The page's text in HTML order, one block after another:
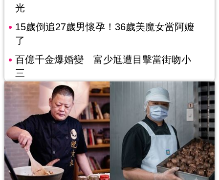
光
15歲倒追27歲男懷孕！36歲美魔女當阿嬤
了
百億千金爆婚變 富少尪遭目擊當街吻小
三